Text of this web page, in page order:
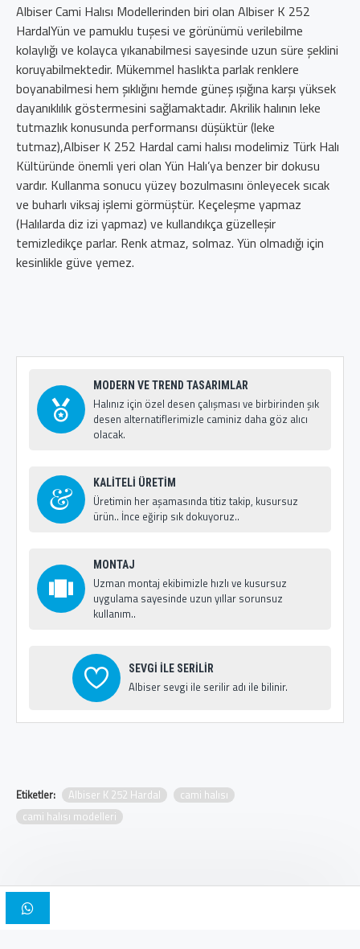
Albiser Cami Halısı Modellerinden biri olan Albiser K 252
HardalYün ve pamuklu tuşesi ve görünümü verilebilme
kolaylığı ve kolayca yıkanabilmesi sayesinde uzun süre şeklini
koruyabilmektedir. Mükemmel haslıkta parlak renklere
boyanabilmesi hem şıklığını hemde güneş ışığına karşı yüksek
dayanıklılık göstermesini sağlamaktadır. Akrilik halının leke
tutmazlık konusunda performansı düşüktür (leke
tutmaz),Albiser K 252 Hardal cami halısı modelimiz Türk Halı
Kültüründe önemli yeri olan Yün Halı’ya benzer bir dokusu
vardır. Kullanma sonucu yüzey bozulmasını önleyecek sıcak
ve buharlı viksaj işlemi görmüştür. Keçeleşme yapmaz
(Halılarda diz izi yapmaz) ve kullandıkça güzelleşir
temizledikçe parlar. Renk atmaz, solmaz. Yün olmadığı için
kesinlikle güve yemez.
MODERN VE TREND TASARIMLAR
Halınız için özel desen çalışması ve birbirinden şık
desen alternatiflerimizle caminiz daha göz alıcı
olacak.
KALİTELİ ÜRETİM
Üretimin her aşamasında titiz takip, kusursuz
ürün.. İnce eğirip sık dokuyoruz..
MONTAJ
Uzman montaj ekibimizle hızlı ve kusursuz
uygulama sayesinde uzun yıllar sorunsuz
kullanım..
SEVGİ İLE SERİLİR
Albiser sevgi ile serilir adı ile bilinir.
Etiketler: Albiser K 252 Hardal
cami halısı
cami halısı modelleri
Copyright © 2025, Albiser Cami Halıları | Tasarım İskender Bilici